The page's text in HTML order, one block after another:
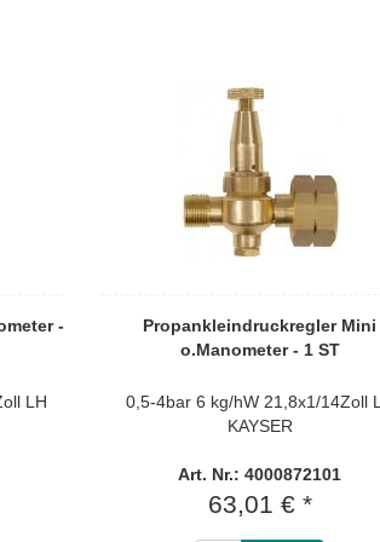
-
LH
Propankleindruckregler Mini
o.Manometer - 1 ST
0,5-4bar 6 kg/hW 21,8x1/14Zoll
KAYSER
Art. Nr.: 4000872101
63,01 € *